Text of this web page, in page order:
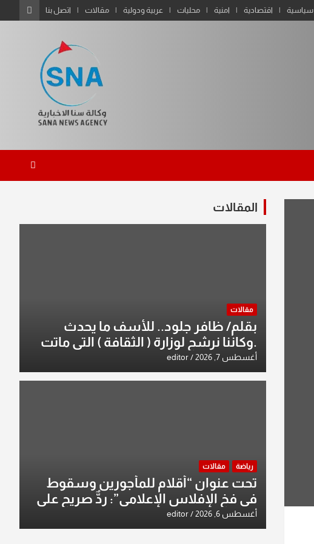
سياسية اقتصادية امنية محليات عربية ودولية مقالات اتصل بنا
المقالات
مقالات
بقلم/ ظافر جلود.. للأسف ما يحدث
.وكاننا نرشح لوزارة ( الثقافة ) التي ماتت
من زمان وزير يمثلها من النخبة والإرث
العظيم للثقافة العراقية..
أغسطس 7, 2026 editor
رياضة مقالات
تحت عنوان “أقلام للمأجورين وسقوط
في فخ الإفلاس الإعلامي”: ردٌّ صريح على
افتراءات سمير الشكرجي
أغسطس 6, 2026 editor